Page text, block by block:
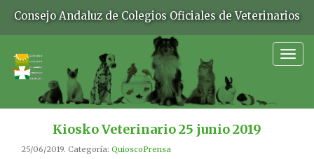
Consejo Andaluz de Colegios Oficiales de Veterinarios
Kiosko Veterinario 25 junio 2019
25/06/2019. Categoría: QuioscoPrensa